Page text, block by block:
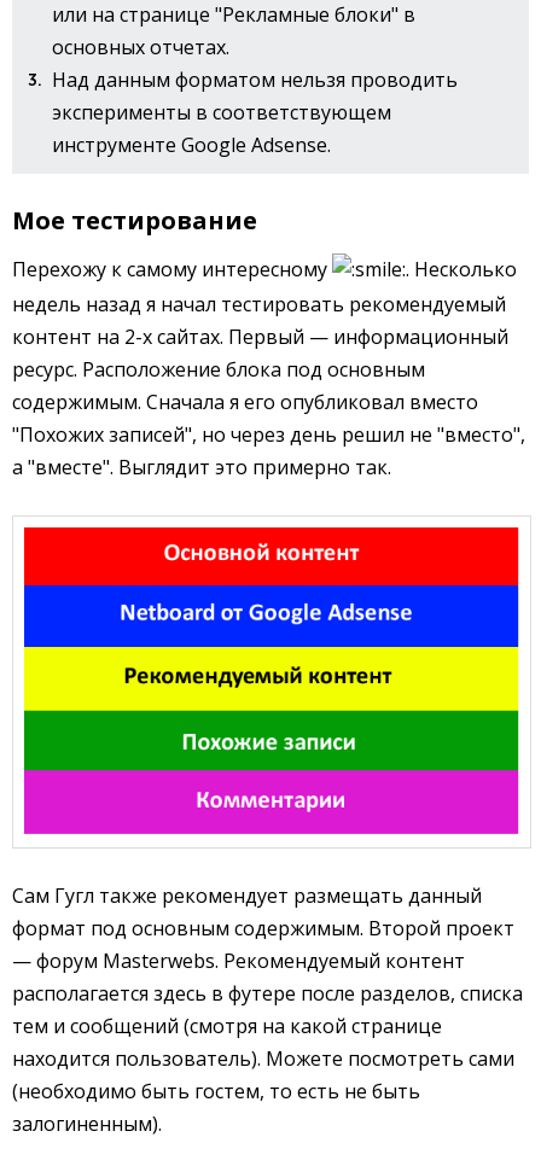
или на странице "Рекламные блоки" в
основных отчетах.
Над данным форматом нельзя проводить
эксперименты в соответствующем
инструменте Google Adsense.
Мое тестирование
Перехожу к самому интересному
. Несколько
недель назад я начал тестировать рекомендуемый
контент на 2-х сайтах. Первый — информационный
ресурс. Расположение блока под основным
содержимым. Сначала я его опубликовал вместо
"Похожих записей", но через день решил не "вместо",
а "вместе". Выглядит это примерно так.
Сам Гугл также рекомендует размещать данный
формат под основным содержимым. Второй проект
— форум Masterwebs. Рекомендуемый контент
располагается здесь в футере после разделов, списка
тем и сообщений (смотря на какой странице
находится пользователь). Можете посмотреть сами
(необходимо быть гостем, то есть не быть
залогиненным).